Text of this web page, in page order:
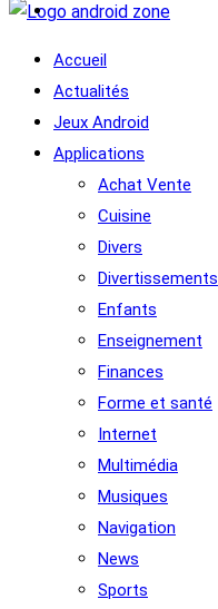
Accueil
Actualités
Jeux Android
Applications
Achat Vente
Cuisine
Divers
Divertissements
Enfants
Enseignement
Finances
Forme et santé
Internet
Multimédia
Musiques
Navigation
News
Sports